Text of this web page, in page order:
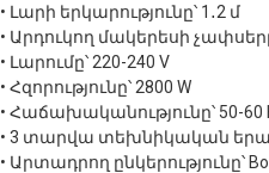
• Լարի երկարությունը՝ 1․2 մ
• Արդուկող մակերեսի
• Լարումը՝ 220-240 V
• Հզորությունը՝ 2800 W
• Հաճախականությունը՝ 50-60
• 3 տարվա տեխնիկական
• Արտադրող ընկերությունը՝